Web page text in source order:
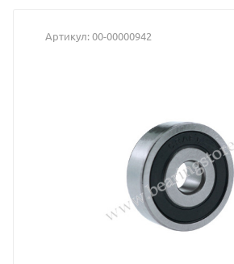
180302
BEARINGS
взят
с
сайта
Артикул:00-00000942